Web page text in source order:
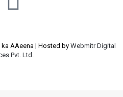
AAeena | Hosted by Webmitr Digital
Pvt. Ltd.